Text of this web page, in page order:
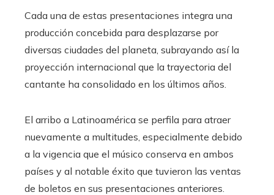
Cada una de estas presentaciones integra una
producción concebida para desplazarse por
diversas ciudades del planeta, subrayando así la
proyección internacional que la trayectoria del
cantante ha consolidado en los últimos años.
El arribo a Latinoamérica se perfila para atraer
nuevamente a multitudes, especialmente debido
a la vigencia que el músico conserva en ambos
países y al notable éxito que tuvieron las ventas
de boletos en sus presentaciones anteriores.